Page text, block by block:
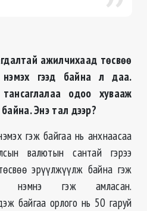
ажилчихаад төсвөө
гээд байна л даа.
одоо хувааж
Энэ тал дээр?
гэж байгаа нь анхнаасаа
валютын сантай гэрээ
эрүүлжүүлж байна гэж
нэмнэ гэж амласан.
байгаа орлого нь 50 гаруй